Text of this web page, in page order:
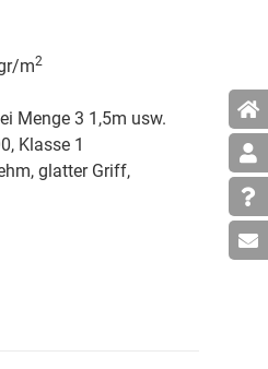
m2
Menge 3 1,5m usw.
Klasse 1
glatter Griff,